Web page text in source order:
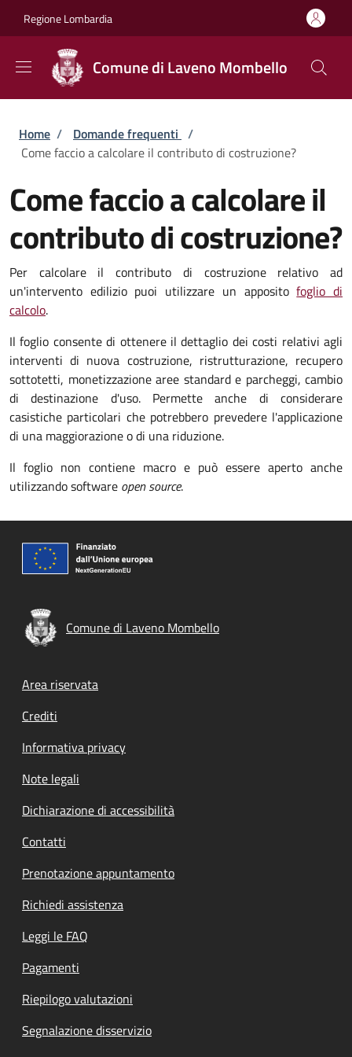
Regione Lombardia
Comune di Laveno Mombello
Briciole di pane
Home / Domande frequenti /
Come faccio a calcolare il contributo di costruzione?
Come faccio a calcolare il
contributo di costruzione?
Per calcolare il contributo di costruzione relativo ad
un'intervento edilizio puoi utilizzare un appositofoglio di
calcolo.
Il foglio consente di ottenere il dettaglio dei costi relativi agli
interventi di nuova costruzione, ristrutturazione, recupero
sottotetti, monetizzazione aree standard e parcheggi, cambio
di destinazione d'uso. Permette anche di considerare
casistiche particolari che potrebbero prevedere l'applicazione
di una maggiorazione o di una riduzione.
Il foglio non contiene macro e può essere aperto anche
utilizzando software open source.
Comune di Laveno Mombello
Footer menu
Area riservata
Crediti
Informativa privacy
Note legali
Dichiarazione di accessibilità
Contatti
Prenotazione appuntamento
Richiedi assistenza
Leggi le FAQ
Pagamenti
Riepilogo valutazioni
Segnalazione disservizio